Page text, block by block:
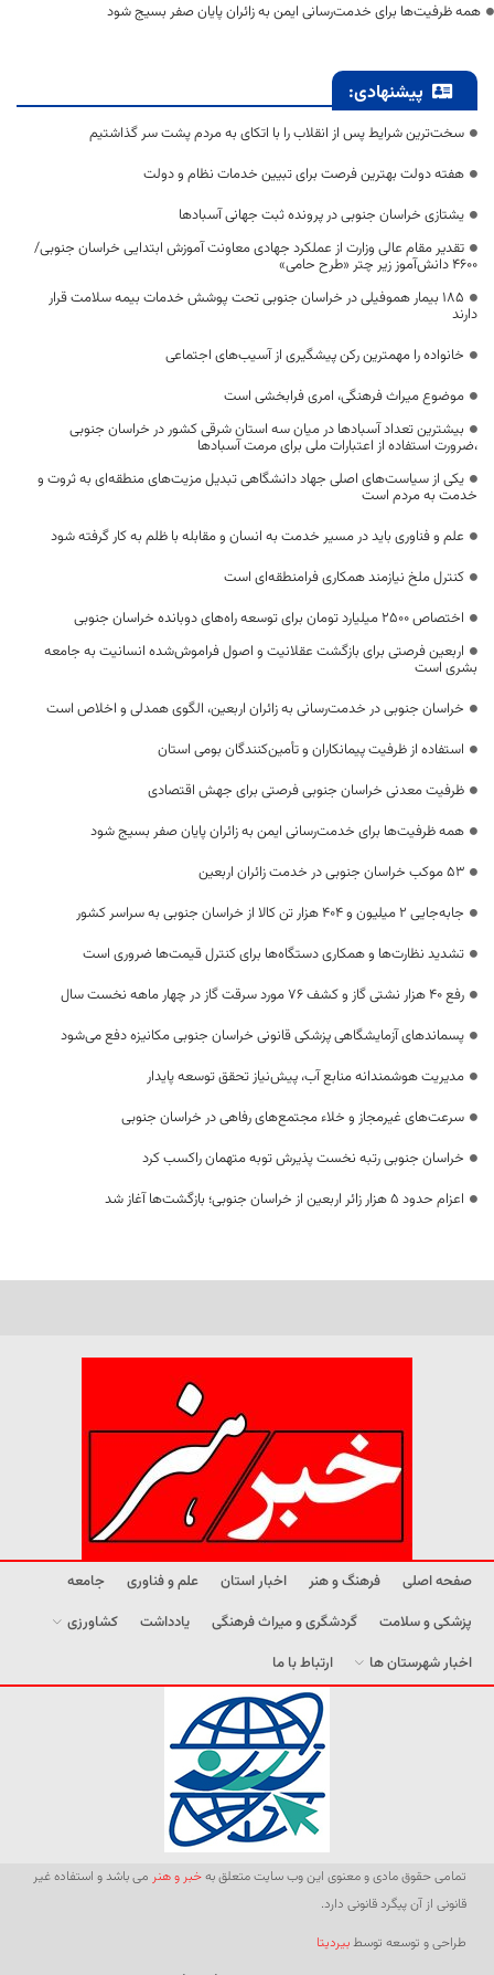
همه ظرفیت‌ها برای خدمت‌رسانی ایمن به زائران پایان صفر بسیج شود
پیشنهادی:
سخت‌ترین شرایط پس از انقلاب را با اتکای به مردم پشت سر گذاشتیم
هفته دولت بهترین فرصت برای تبیین خدمات نظام و دولت
یشتازی خراسان جنوبی در پرونده ثبت جهانی آسبادها
تقدیر مقام عالی وزارت از عملکرد جهادی معاونت آموزش ابتدایی خراسان جنوبی/
۴۶۰۰ دانش‌آموز زیر چتر «طرح حامی»
۱۸۵ بیمار هموفیلی در خراسان جنوبی تحت پوشش خدمات بیمه سلامت قرار
دارند
خانواده را مهمترین رکن پیشگیری از آسیب‌های اجتماعی
موضوع میراث فرهنگی، امری فرابخشی است
بیشترین تعداد آسبادها در میان سه استان شرقی کشور در خراسان جنوبی
،ضرورت استفاده از اعتبارات ملی برای مرمت آسبادها
یکی از سیاست‌های اصلی جهاد دانشگاهی تبدیل مزیت‌های منطقه‌ای به ثروت و
خدمت به مردم است
علم و فناوری باید در مسیر خدمت به انسان و مقابله با ظلم به کار گرفته شود
کنترل ملخ نیازمند همکاری فرامنطقه‌ای است
اختصاص 2500 میلیارد تومان برای توسعه راه‌های دوبانده خراسان جنوبی
اربعین فرصتی برای بازگشت عقلانیت و اصول فراموش‌شده انسانیت به جامعه
بشری است
خراسان جنوبی در خدمت‌رسانی به زائران اربعین، الگوی همدلی و اخلاص است
استفاده از ظرفیت پیمانکاران و تأمین‌کنندگان بومی استان
ظرفیت معدنی خراسان جنوبی فرصتی برای جهش اقتصادی
همه ظرفیت‌ها برای خدمت‌رسانی ایمن به زائران پایان صفر بسیج شود
53 موکب خراسان جنوبی در خدمت زائران اربعین
جابه‌جایی 2 میلیون و 404 هزار تن کالا از خراسان جنوبی به سراسر کشور
تشدید نظارت‌ها و همکاری دستگاه‌ها برای کنترل قیمت‌ها ضروری است
رفع 40 هزار نشتی گاز و کشف 76 مورد سرقت گاز در چهار ماهه نخست سال
پسماندهای آزمایشگاهی پزشکی قانونی خراسان جنوبی مکانیزه دفع می‌شود
مدیریت هوشمندانه منابع آب، پیش‌نیاز تحقق توسعه پایدار
سرعت‌های غیرمجاز و خلاء مجتمع‌های رفاهی در خراسان جنوبی
خراسان جنوبی رتبه نخست پذیرش توبه متهمان راکسب کرد
اعزام حدود 5 هزار زائر اربعین از خراسان جنوبی؛ بازگشت‌ها آغاز شد
صفحه اصلی فرهنگ و هنر اخبار استان علم و فناوری
جامعه
پزشکی و سلامت
گردشگری و میراث فرهنگی یادداشت
کشاورزی
اخبار شهرستان ها
ارتباط با ما
تمامی حقوق مادی و معنوی این وب سایت متعلق بهخبر و هنر می باشد و استفاده غیر
قانونی از آن پیگرد قانونی دارد.
طراحی و توسعه توسطبیردیتا